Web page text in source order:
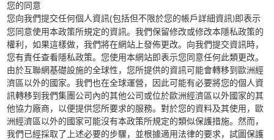
您的同意
您向我們提交任何個人資訊(包括但不限於您的帳戶詳細資訊)即表示
您同意使用本政策所規定的資訊。我們保留修改或修改本隱私政策的
權利，如果這樣做，我們將在網站上發佈更改。向我們提交資訊時，
您有責任查看隱私政策。您使用本網站即表示您同意任何此類更改。
由於互聯網基礎設施的全球性，您所提供的資訊可能會轉移到歐洲經
濟區以外的國家。我們也在全球運營，因此可能有必要將您的個人資
訊轉移到我們集團公司內的其他公司或位於歐洲經濟區以外國家的其
他協力廠商，以便提供您所要求的服務。對於您的資料及其使用，歐
洲經濟區以外的國家可能沒有本政策所規定的類似保護措施。然而，
我們已經採取了上述必要的步驟，並根據適用法律的要求，試圖保護